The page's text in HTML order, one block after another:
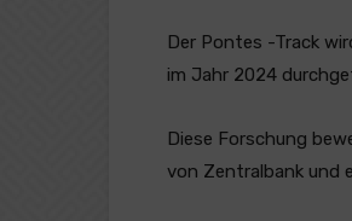
Der Pontes -Track
im Jahr 2024
Diese Forschung
von Zentralbank und